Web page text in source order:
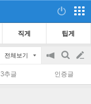
직게 팁게
전체보기
공
on/off
검
색
글
쓰
3추글 인증글